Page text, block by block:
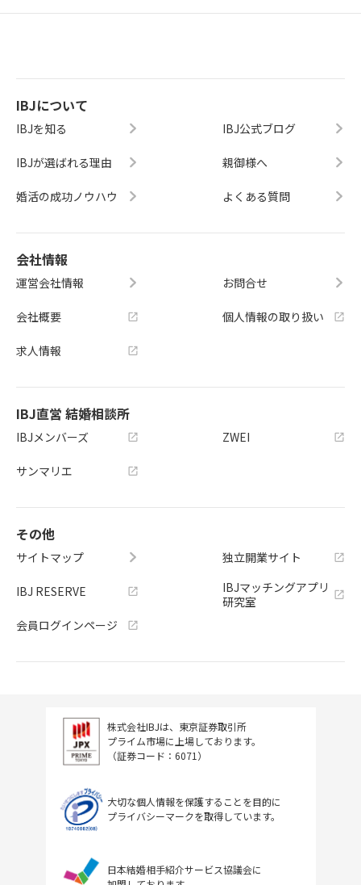
IBJについて
IBJを知る
IBJが選ばれる理由
婚活の成功ノウハウ
IBJ公式ブログ
親御様へ
よくある質問
会社情報
運営会社情報
会社概要
求人情報
お問合せ
個人情報の取り扱い
IBJ直営 結婚相談所
IBJメンバーズ
サンマリエ
ZWEI
その他
サイトマップ
IBJ RESERVE
会員ログインページ
独立開業サイト
IBJマッチングアプリ
研究室
株式会社IBJは、東京証券取引所
プライム市場に上場しております。
（証券コード：6071）
大切な個人情報を保護することを目的に
プライバシーマークを取得しています。
日本結婚相手紹介サービス協議会に